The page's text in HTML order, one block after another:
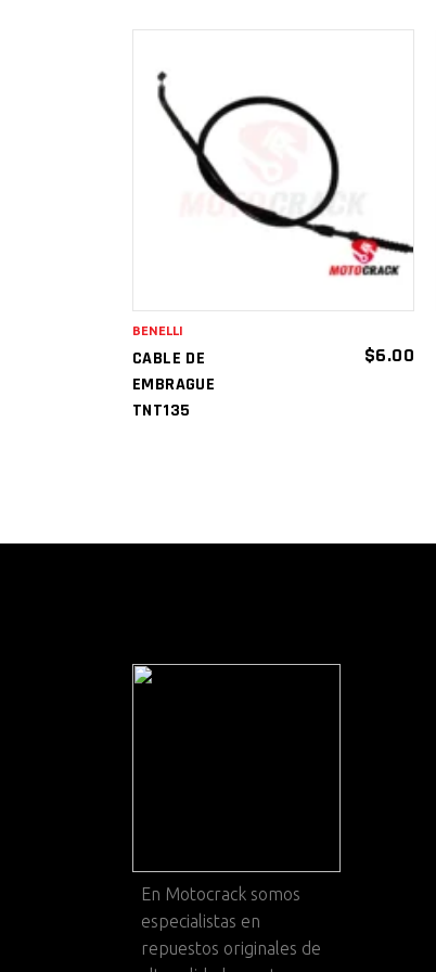
CARRITO
CABLE DE
EMBRAGUE
TNT135
$6.00
BENELLI
En Motocrack somos
especialistas en
repuestos originales de